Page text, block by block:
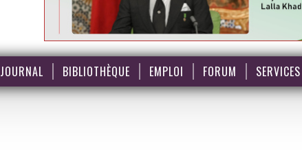
JOURNAL BIBLIOTHÈQUE EMPLOI FORUM SERVICES